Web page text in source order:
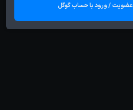
عضویت / ورود با حساب گوگل